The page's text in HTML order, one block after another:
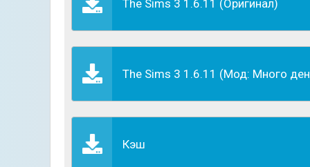
инфраструктуру городка, открыть
максимально комфортные условия для
определить жизненный путь виртуального
The Sims 3 1.6.11 (Оригинал)
The Sims 3 1.6.11 (Мод: Много
Кэш